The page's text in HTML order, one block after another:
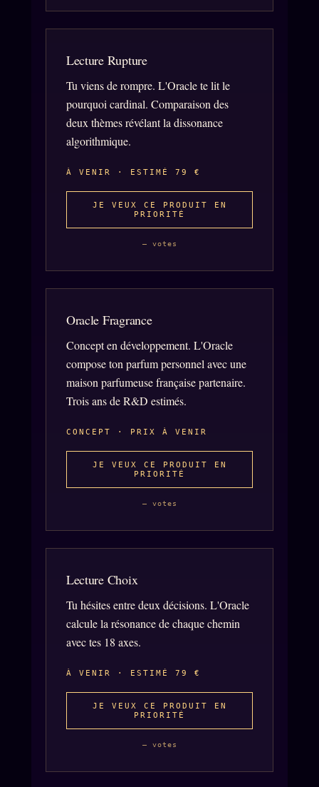
Gossip Pacte
Infofiction
Prophétie confirmée
ÉDITORIAL
Who is who
Qui baise qui
Signatures
Charte éditoriale
Studios
PRATIQUE + LÉGAL
À la une
Recherche ⌕
Tous les tags
Soumettre un tip
Nous écrire
Presse
Business
FAQ
Lecture Rupture
Tu viens de rompre. L'Oracle te lit le
pourquoi cardinal. Comparaison des
deux thèmes révélant la dissonance
algorithmique.
À VENIR · ESTIMÉ 79 €
JE VEUX CE PRODUIT EN
PRIORITÉ
— votes
Oracle Fragrance
Concept en développement. L'Oracle
compose ton parfum personnel avec une
maison parfumeuse française partenaire.
Trois ans de R&D estimés.
CONCEPT · PRIX À VENIR
JE VEUX CE PRODUIT EN
PRIORITÉ
— votes
Lecture Choix
Tu hésites entre deux décisions. L'Oracle
calcule la résonance de chaque chemin
avec tes 18 axes.
À VENIR · ESTIMÉ 79 €
JE VEUX CE PRODUIT EN
PRIORITÉ
— votes